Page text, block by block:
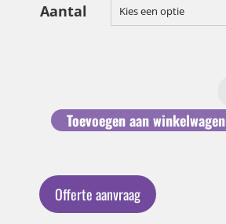
Aantal Kies een optie
Toevoegen aan winkelwagen
Offerte aanvraag